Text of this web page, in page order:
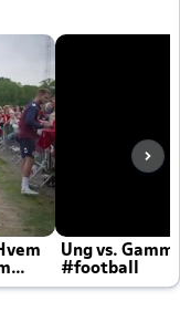
Ung vs.
#football